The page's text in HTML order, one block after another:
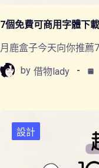
7個免費可商用字體下
月鹿盒子今天向你推薦
by 借物lady
設計